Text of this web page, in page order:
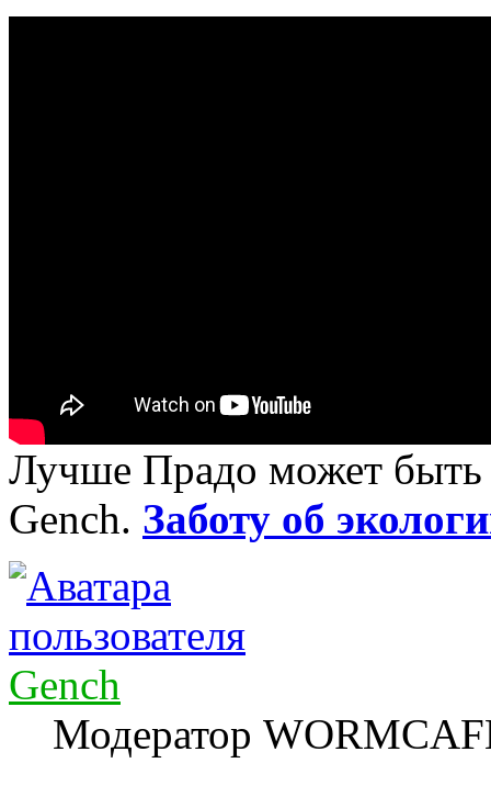
Лучше Прадо может
Gench. Заботу об
Gench
Модератор